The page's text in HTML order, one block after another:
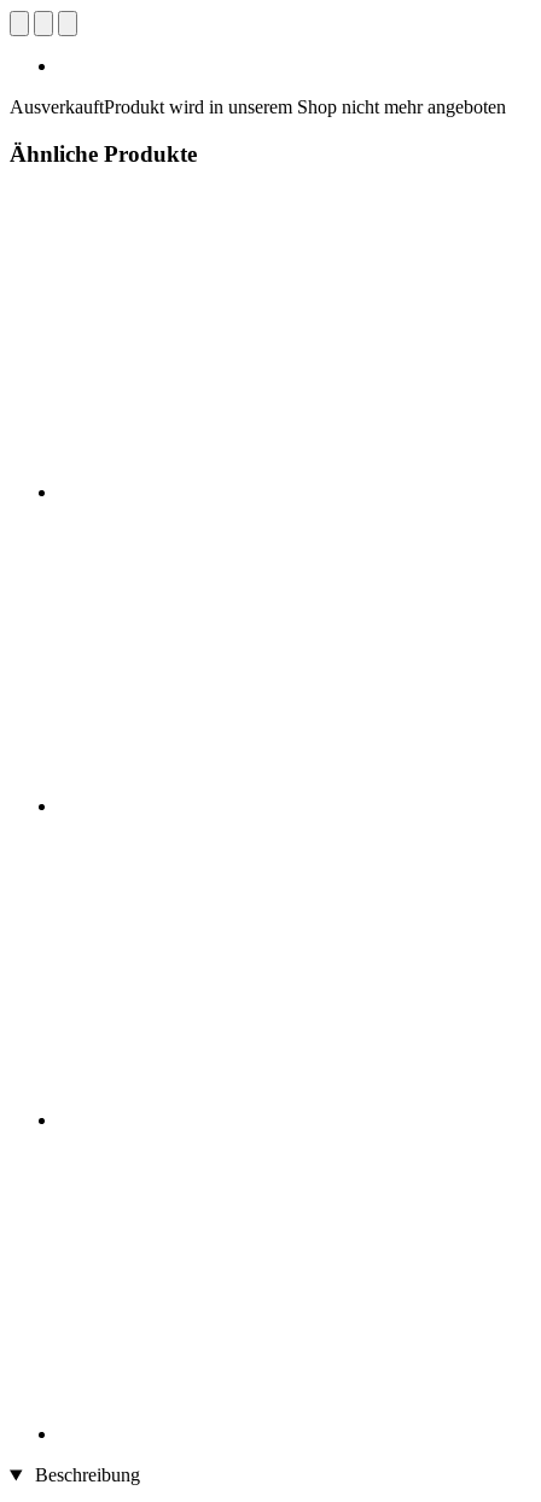
AusverkauftProdukt wird in unserem Shop nicht mehr angeboten
Ähnliche Produkte
Beschreibung